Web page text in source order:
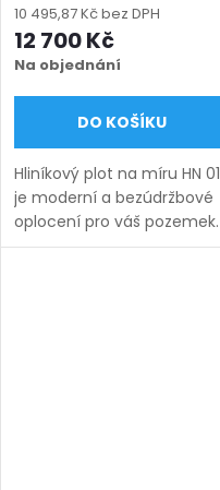
výška 750 - 2000 mm),
zelená RAL 6005 matná
10 495,87 Kč bez DPH
12 700 Kč
Na objednání
DO KOŠÍKU
Hliníkový plot na míru HN 01
je moderní a bezúdržbové
oplocení pro váš pozemek.
Vyrábíme ho v rozsahu